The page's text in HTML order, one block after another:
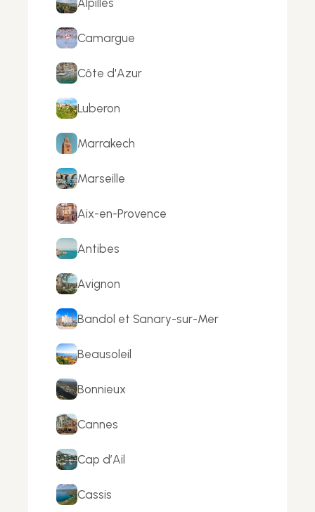
Camargue
Côte d'Azur
Luberon
Marrakech
Marseille
Aix-en-Provence
Antibes
Avignon
Bandol et Sanary-sur-Mer
Beausoleil
Bonnieux
Cannes
Cap d’Ail
Cassis